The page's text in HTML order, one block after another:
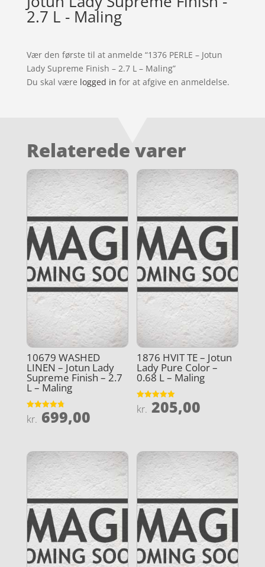
2.7 L - Maling
Vær den første til at anmelde “1376 PERLE – Jotun
Lady Supreme Finish – 2.7 L – Maling”
Du skal være logged in for at afgive en anmeldelse.
Relaterede varer
10679 WASHED
LINEN – Jotun Lady
Supreme Finish – 2.7
L – Maling
Vurderet
4.8
kr. 699,00
1876 HVIT TE – Jotun
Lady Pure Color –
0.68 L – Maling
Vurderet
5
kr. 205,00